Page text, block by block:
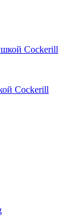
Cockerill